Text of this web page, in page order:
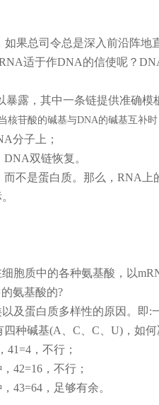
如果总司令总是深入前沿阵
适于作DNA的信使呢？
露，其中一条链提供准确模
苷酸的碱基与DNA的碱基互补时
分子上；
双链恢复。
而不是蛋白质。那么，RNA
胞质中的各种氨基酸，以
氨基酸的?
及蛋白质多样性的原因。
四种碱基(A、C、C、U)，如
，不行；
42=16，不行；
43=64，足够有余。